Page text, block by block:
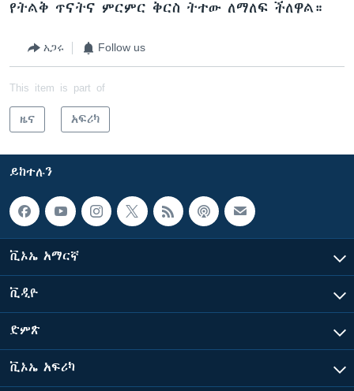
የትልቅ ጥናትና ምርምር ቅርስ ትተው ለማለፍ ችለዋል።
አጋሩ Follow us
This item is part of
ዜና አፍሪካ
ይከተሉን
ቪኦኤ አማርኛ
ቪዲዮ
ድምጽ
ቪኦኤ አፍሪካ